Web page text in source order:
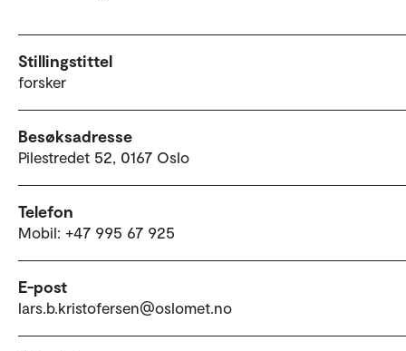
Stillingstittel
forsker
Besøksadresse
Pilestredet 52, 0167 Oslo
Telefon
Mobil: +47 995 67 925
E-post
lars.b.kristofersen@oslomet.no